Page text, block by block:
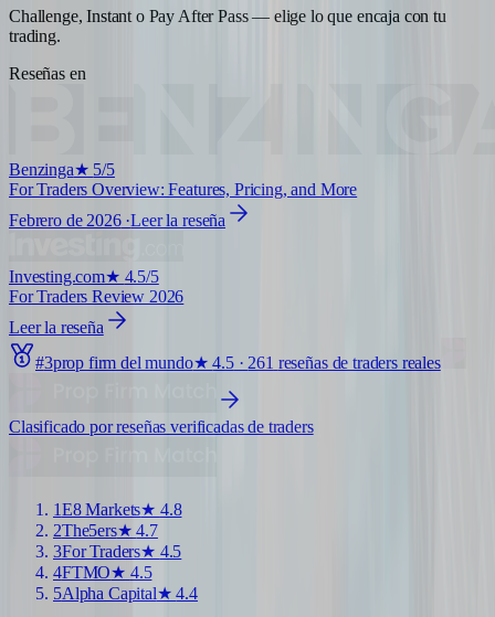
Challenge, Instant o Pay After Pass — elige lo que encaja con tu
trading.
Reseñas en
Benzinga★ 5/5
For Traders Overview: Features, Pricing, and More
Febrero de 2026·Leer la reseña
Investing.com★ 4.5/5
For Traders Review 2026
Leer la reseña
#3prop firm del mundo★4.5· 261 reseñas de traders reales
Clasificado por reseñas verificadas de traders
1E8 Markets★ 4.8
2The5ers★4.7
3For Traders★ 4.5
4FTMO★ 4.5
5Alpha Capital★4.4